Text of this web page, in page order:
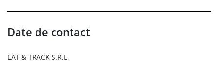
Date de contact
EAT & TRACK S.R.L